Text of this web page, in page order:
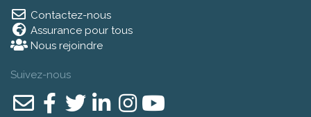
Contactez-nous
Assurance pour tous
Nous rejoindre
Suivez-nous